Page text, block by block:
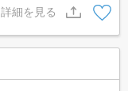
詳細を見る